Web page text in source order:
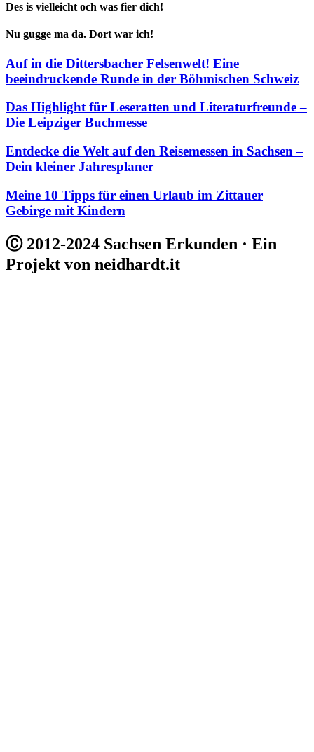
Des is vielleicht och was fier dich!
Nu gugge ma da. Dort war ich!
Auf in die Dittersbacher Felsenwelt! Eine
beeindruckende Runde in der Böhmischen Schweiz
Das Highlight für Leseratten und Literaturfreunde –
Die Leipziger Buchmesse
Entdecke die Welt auf den Reisemessen in Sachsen –
Dein kleiner Jahresplaner
Meine 10 Tipps für einen Urlaub im Zittauer
Gebirge mit Kindern
Ⓒ 2012-2024 Sachsen Erkunden · Ein
Projekt von neidhardt.it